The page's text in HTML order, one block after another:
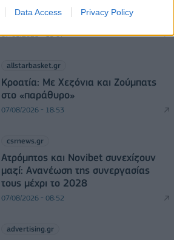
Data Access Privacy Policy
Εθνική Κορασίδων: Οι δηλώσεις μετά
τη νίκη επί της Ιρλανδίας
07/08/2026 - 19:07
allstarbasket.gr
Κροατία: Με Χεζόνια και Ζούμπατς
στο «παράθυρο»
07/08/2026 - 18:53
csrnews.gr
Ατρόμητος και Novibet συνεχίζουν
μαζί: Ανανέωση της συνεργασίας
τους μέχρι το 2028
07/08/2026 - 08:52
advertising.gr